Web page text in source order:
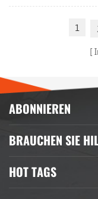
1
ABONNIEREN
BRAUCHEN SIE
HOT TAGS